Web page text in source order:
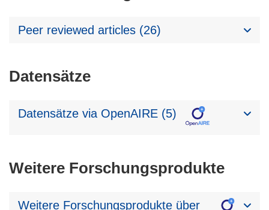
Peer reviewed articles (26)
Datensätze
Datensätze via OpenAIRE (5)
Weitere Forschungsprodukte
Weitere Forschungsprodukte über